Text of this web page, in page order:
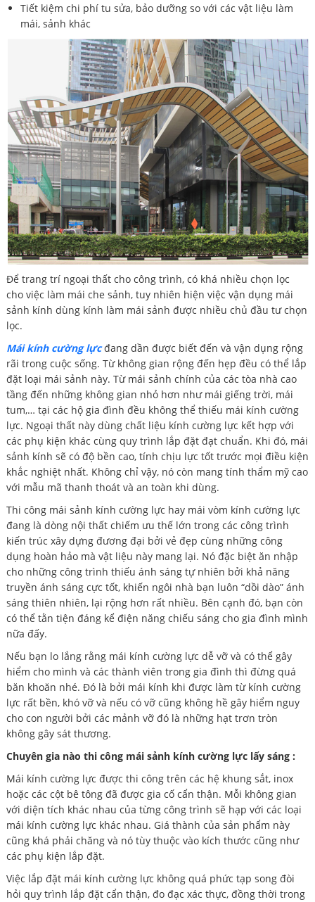
Tiết kiệm chi phí tu sửa, bảo dưỡng so với các vật liệu làm
mái, sảnh khác
Để trang trí ngoại thất cho công trình, có khá nhiều chọn lọc
cho việc làm mái che sảnh, tuy nhiên hiện việc vận dụng mái
sảnh kính dùng kính làm mái sảnh được nhiều chủ đầu tư chọn
lọc.
Mái kính cường lựcđang dần được biết đến và vận dụng rộng
rãi trong cuộc sống. Từ không gian rộng đến hẹp đều có thể lắp
đặt loại mái sảnh này. Từ mái sảnh chính của các tòa nhà cao
tầng đến những không gian nhỏ hơn như mái giếng trời, mái
tum,… tại các hộ gia đình đều không thể thiếu mái kính cường
lực. Ngoại thất này dùng chất liệu kính cường lực kết hợp với
các phụ kiện khác cùng quy trình lắp đặt đạt chuẩn. Khi đó, mái
sảnh kính sẽ có độ bền cao, tính chịu lực tốt trước mọi điều kiện
khắc nghiệt nhất. Không chỉ vậy, nó còn mang tính thẩm mỹ cao
với mẫu mã thanh thoát và an toàn khi dùng.
Thi công mái sảnh kính cường lực hay mái vòm kính cường lực
đang là dòng nội thất chiếm ưu thế lớn trong các công trình
kiến trúc xây dựng đương đại bởi vẻ đẹp cùng những công
dụng hoàn hảo mà vật liệu này mang lại. Nó đặc biệt ăn nhập
cho những công trình thiếu ánh sáng tự nhiên bởi khả năng
truyền ánh sáng cực tốt, khiến ngôi nhà bạn luôn “dồi dào” ánh
sáng thiên nhiên, lại rộng hơn rất nhiều. Bên cạnh đó, bạn còn
có thể tằn tiện đáng kể điện năng chiếu sáng cho gia đình mình
nữa đấy.
Nếu bạn lo lắng rằng mái kính cường lực dễ vỡ và có thể gây
hiểm cho mình và các thành viên trong gia đình thì đừng quá
băn khoăn nhé. Đó là bởi mái kính khi được làm từ kính cường
lực rất bền, khó vỡ và nếu có vỡ cũng không hề gây hiểm nguy
cho con người bởi các mảnh vỡ đó là những hạt trơn tròn
không gây sát thương.
Chuyên gia nào thi công mái sảnh kính cường lực lấy sáng :
Mái kính cường lực được thi công trên các hệ khung sắt, inox
hoặc các cột bê tông đã được gia cố cẩn thận. Mỗi không gian
với diện tích khác nhau của từng công trình sẽ hạp với các loại
mái kính cường lực khác nhau. Giá thành của sản phẩm này
cũng khá phải chăng và nó tùy thuộc vào kích thước cũng như
các phụ kiện lắp đặt.
Việc lắp đặt mái kính cường lực không quá phức tạp song đòi
hỏi quy trình lắp đặt cẩn thận, đo đạc xác thực, đồng thời trong